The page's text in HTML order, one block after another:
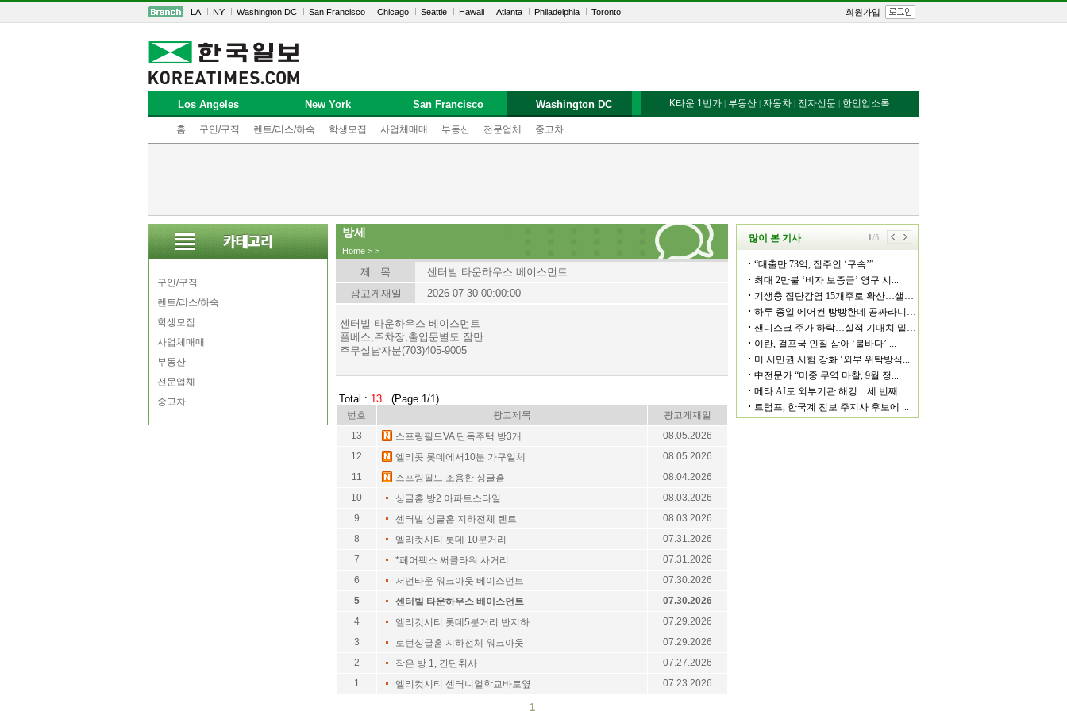
LA NY Washington DC San Francisco Chicago Seattle Hawaii Atlanta Philadelphia Toronto 회원가입
Los Angeles New York San Francisco Washington DC
홈 구인/구직 렌트/리스/하숙 학생모집 사업체매매 부동산 전문업체 중고차
K타운 1번가 | 부동산 | 자동차 | 전자신문 | 한인업소록
구인/구직
렌트/리스/하숙
학생모집
사업체매매
부동산
전문업체
중고차
방세
Home > >
제 목
센터빌 타운하우스 베이스먼트
광고게재일
2026-07-30 00:00:00
센터빌 타운하우스 베이스먼트
풀베스,주차장,출입문별도 잠만
주무실남자분(703)405-9005
Total : 13 (Page 1/1)
번호 광고제목
광고게재일
13
스프링필드VA 단독주택 방3개
08.05.2026
12
엘리콧 롯데에서10분 가구일체
08.05.2026
11
스프링필드 조용한 싱글홈
08.04.2026
10
싱글홈 방2 아파트스타일
08.03.2026
9
센터빌 싱글홈 지하전체 렌트
08.03.2026
8
엘리컷시티 롯데 10분거리
07.31.2026
7
*페어팩스 써클타워 사거리
07.31.2026
6
저먼타운 워크아웃 베이스먼트
07.30.2026
5
센터빌 타운하우스 베이스먼트
07.30.2026
4
엘리컷시티 롯데5분거리 반지하
07.29.2026
3
로턴싱글홈 지하전체 워크아웃
07.29.2026
2
작은 방 1, 간단취사
07.27.2026
1
엘리컷시티 센터니얼학교바로옆 07.23.2026
1